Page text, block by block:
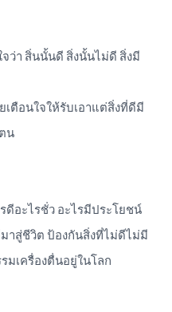
ว่า สิ่นนั้นดี สิ่งนั้นไม่ดี สิ่งมี
ตือนใจให้รับเอาแต่สิ่งที่ดีมี
น
ดีอะไรชั่ว อะไรมีประโยชน์
าสู่ชีวิต ป้องกันสิ่งที่ไม่ดีไม่มี
มเครื่องตื่นอยู่ในโลก